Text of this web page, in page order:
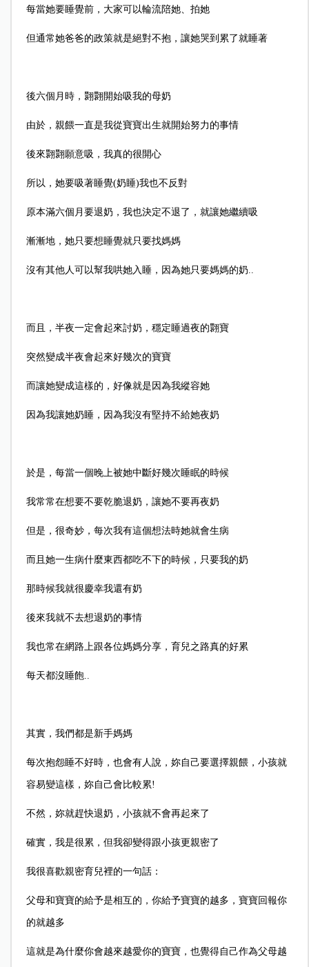
每當她要睡覺前，大家可以輪流陪她、拍她
但通常她爸爸的政策就是絕對不抱，讓她哭到累了就睡著
後六個月時，翾翾開始吸我的母奶
由於，親餵一直是我從寶寶出生就開始努力的事情
後來翾翾願意吸，我真的很開心
所以，她要吸著睡覺(奶睡)我也不反對
原本滿六個月要退奶，我也決定不退了，就讓她繼續吸
漸漸地，她只要想睡覺就只要找媽媽
沒有其他人可以幫我哄她入睡，因為她只要媽媽的奶..
而且，半夜一定會起來討奶，穩定睡過夜的翾寶
突然變成半夜會起來好幾次的寶寶
而讓她變成這樣的，好像就是因為我縱容她
因為我讓她奶睡，因為我沒有堅持不給她夜奶
於是，每當一個晚上被她中斷好幾次睡眠的時候
我常常在想要不要乾脆退奶，讓她不要再夜奶
但是，很奇妙，每次我有這個想法時她就會生病
而且她一生病什麼東西都吃不下的時候，只要我的奶
那時候我就很慶幸我還有奶
後來我就不去想退奶的事情
我也常在網路上跟各位媽媽分享，育兒之路真的好累
每天都沒睡飽..
其實，我們都是新手媽媽
每次抱怨睡不好時，也會有人說，妳自己要選擇親餵，小孩就
容易變這樣，妳自己會比較累!
不然，妳就趕快退奶，小孩就不會再起來了
確實，我是很累，但我卻變得跟小孩更親密了
我很喜歡親密育兒裡的一句話：
父母和寶寶的給予是相互的，你給予寶寶的越多，寶寶回報你
的就越多
這就是為什麼你會越來越愛你的寶寶，也覺得自己作為父母越